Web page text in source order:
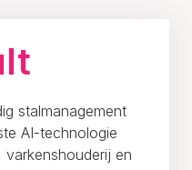
stalmanagement
AI-technologie
en